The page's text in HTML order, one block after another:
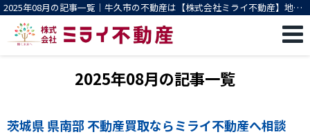
2025年08月の記事一覧｜牛久市の不動産は【株式会社ミライ不動産】地域
密着 買取/売却 相談無料
2025年08月の記事一覧
茨城県 県南部 不動産買取ならミライ不動産へ相談